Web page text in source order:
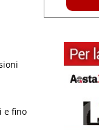
e fino